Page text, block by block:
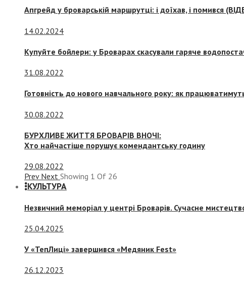
Апгрейд у броварській маршрутці: і доїхав, і помився
14.02.2024
Купуйте бойлери: у Броварах скасували гаряче
31.08.2022
Готовність до нового навчального року: як
30.08.2022
БУРХЛИВЕ ЖИТТЯ БРОВАРІВ ВНОЧІ:
Хто найчастіше порушує комендантську годину
29.08.2022
Prev Next Showing 1 Of 26
КУЛЬТУРА
Незвичний меморіал у центрі Броварів. Сучасне
25.04.2025
У «ТепЛиці» завершився «Медяник Fest»
26.12.2023